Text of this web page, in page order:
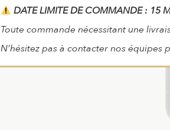
DATE LIMITE DE COMMANDE : 15
Toute commande nécessitant une
N’hésitez pas à contacter nos